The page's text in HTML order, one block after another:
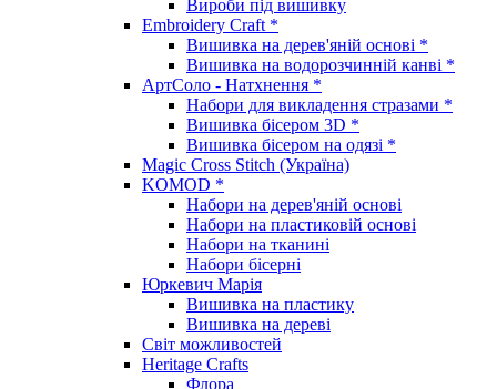
Вироби під вишивку
Embroidery Craft *
Вишивка на дерев'яній основі *
Вишивка на водорозчинній канві *
АртСоло - Натхнення *
Набори для викладення стразами *
Вишивка бісером 3D *
Вишивка бісером на одязі *
Magic Cross Stitch (Україна)
KOMOD *
Набори на дерев'яній основі
Набори на пластиковій основі
Набори на тканині
Набори бісерні
Юркевич Марія
Вишивка на пластику
Вишивка на дереві
Світ можливостей
Heritage Crafts
Флора